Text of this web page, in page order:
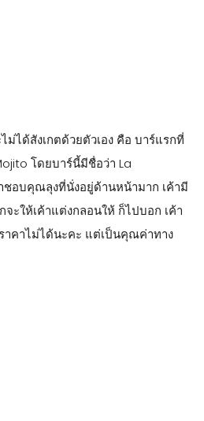
ม่ได้สังเกตด้วยตัวเอง คือ บาร์แรกที่
โดยบาร์นี้มีชื่อว่า La
ชอบคุณลุงที่นั่งอยู่ด้านหน้ามาก เค้ามี
ะให้เค้าแต่งกลอนให้ ก็ไปบอก เค้า
าคาไม่ได้นะคะ แต่เป็นคุณค่าทาง